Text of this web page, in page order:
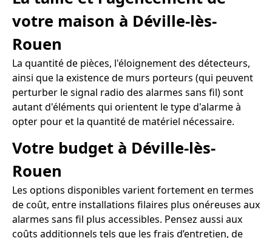
votre maison à Déville-lès-
Rouen
La quantité de pièces, l'éloignement des détecteurs,
ainsi que la existence de murs porteurs (qui peuvent
perturber le signal radio des alarmes sans fil) sont
autant d'éléments qui orientent le type d'alarme à
opter pour et la quantité de matériel nécessaire.
Votre budget à Déville-lès-
Rouen
Les options disponibles varient fortement en termes
de coût, entre installations filaires plus onéreuses aux
alarmes sans fil plus accessibles. Pensez aussi aux
coûts additionnels tels que les frais d’entretien, de